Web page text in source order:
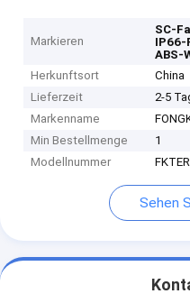
Markieren
SC-
IP66-
ABS-
Herkunftsort
China
Lieferzeit
2-5
Markenname
Min Bestellmenge
1
Modellnummer
Sehen